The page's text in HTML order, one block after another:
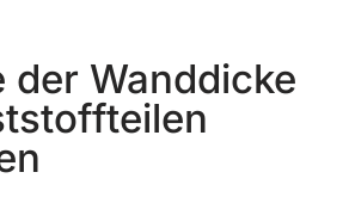
der Wanddicke